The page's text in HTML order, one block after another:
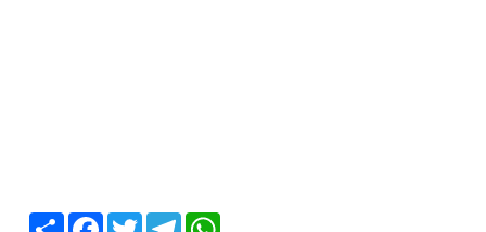
Share Facebook
TwitterTelegram